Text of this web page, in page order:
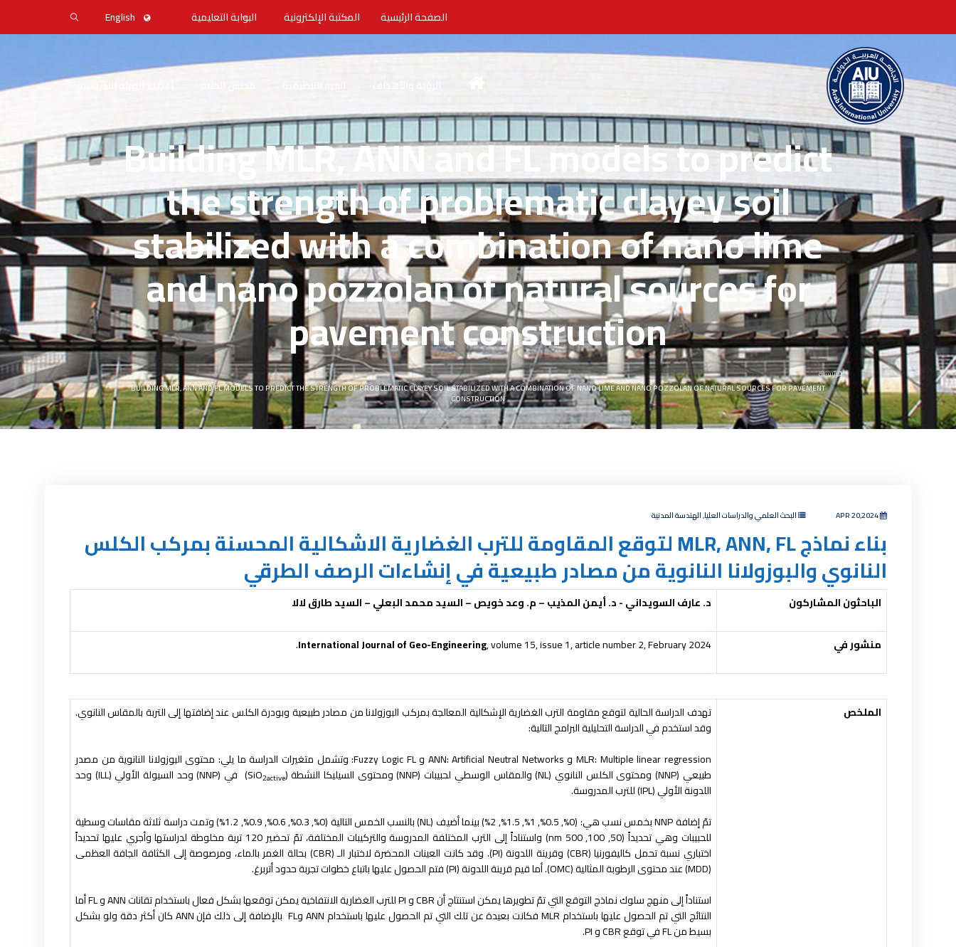
الصفحة الرئيسية المكتبة الإلكترونية البوابة التعليمية English
البنية التنظيمية
Building MLR, ANN and FL models to predict
the strength of problematic clayey soil
stabilized with a combination of nano lime
and nano pozzolan of natural sources for
pavement construction
الرئيسية
BUILDING MLR, ANN AND FL MODELS TO PREDICT THE STRENGTH OF PROBLEMATIC CLAYEY SOIL STABILIZED WITH A COMBINATION OF NANO LIME AND NANO POZZOLAN OF NATURAL SOURCES FOR PAVEMENT
CONSTRUCTION
APR 20,2024 البحث العلمي والدراسات العليا, الهندسة المدنية
بناء نماذج MLR, ANN, FL لتوقع المقاومة للترب الغضارية الاشكالية المحسنة بمركب الكلس
النانوي والبوزولانا النانوية من مصادر طبيعية في إنشاءات الرصف الطرقي
الباحثون المشاركون د. عارف السويداني - د. أيمن المذيب – م. وعد خويص – السيد محمد البعلي – السيد طارق لالا
منشور في International Journal of Geo-Engineering, volume 15, issue 1, article number 2, February 2024.
الملخص
تهدف الدراسة الحالية لتوقع مقاومة الترب الغضارية الإشكالية المعالجة بمركب البوزولانا من مصادر طبيعية وبودرة الكلس عند إضافتها إلى التربة بالمقاس النانوي.
وقد استخدم في الدراسة التحليلية البرامج التالية:
MLR: Multiple linear regressionوANN: Artificial Neutral Networks و Fuzzy LogicFL:
وتشمل متغيرات الدراسة ما يلي: محتوى البوزولانا النانوية من مصدر
طبيعي (NNP) ومحتوى الكلس النانوي (NL) والمقاس الوسطي لحبيبات (NNP) ومحتوى السيليكا النشطة(SiO
2active
) في (NNP) وحد السيولة الأولي (ILL)
وحد
اللدونة الأولي(IPL)
للترب المدروسة.
تمّ إضافةNNPبخمس نسب هي:(0%, 0.5%, 1%, 1.5%, 2%) بينما أضيف(NL) بالنسب الخمس التالية(0%, 0.3%, 0.6%, 0.9%, 1.2%)
وتمت دراسة ثلاثة مقاسات وسطية
للحبيبات وهي تحديداً (50, 100, 500 nm)
واستناداً إلى الترب المختلفة المدروسة والتركيبات المختلفة، تمّ تحضير 120 تربة مخلوطة لدراستها وأجري عليها تحديداً
اختباري نسبة تحمل كاليفورنيا(CBR) وقرينة اللدونة(PI) . وقد كانت العينات المحضرة لاختبار الـ(CBR)
بحالة الغمر بالماء، ومرصوصة إلى الكثافة الجافة العظمى
(MDD)
عند محتوى الرطوبة المثالية(OMC) . أما قيم قرينة اللدونة(PI)
فتم الحصول عليها باتباع خطوات تجربة حدود أتربرغ.
استناداً إلى منهج سلوك نماذج التوقع التي تمّ تطويرها يمكن استنتاج أنCBRوPIللترب الغضارية الانتفاخية يمكن توقعها بشكل فعال باستخدام تقاناتANNوFLأما
النتائج التي تم الحصول عليها باستخدامMLRفكانت بعيدة عن تلك التي تم الحصول عليها باستخدامANNوFL بالإضافة إلى ذلك فإنANNكان أكثر دقة ولو بشكل
بسيط منFLفي توقعCBRوPI
.